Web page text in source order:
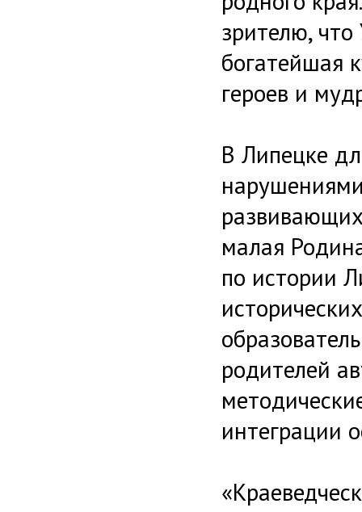
зрителю,
богатейшая
героев и
В Липецке
малая
по истории
родителей
интеграции